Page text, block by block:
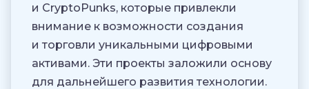
и CryptoPunks, которые привлекли
внимание к возможности создания
и торговли уникальными цифровыми
активами. Эти проекты заложили основу
для дальнейшего развития технологии.